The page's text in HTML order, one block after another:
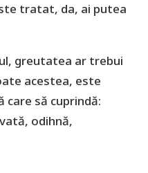
tratat, da, ai putea
greutatea ar trebui
acestea, este
care să cuprindă:
odihnă,